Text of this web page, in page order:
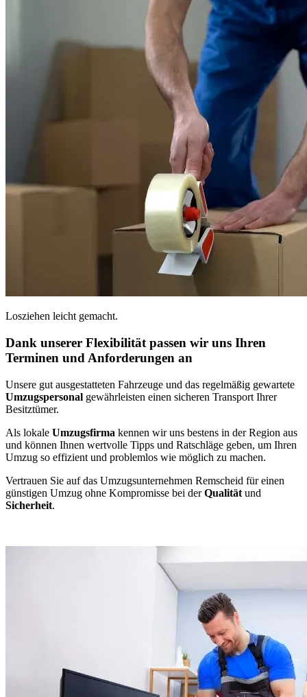
Losziehen leicht gemacht.
Dank unserer Flexibilität passen wir uns Ihren
Terminen und Anforderungen an
Unsere gut ausgestatteten Fahrzeuge und das regelmäßig gewartete
Umzugspersonal gewährleisten einen sicheren Transport Ihrer
Besitztümer.
Als lokale Umzugsfirma kennen wir uns bestens in der Region aus
und können Ihnen wertvolle Tipps und Ratschläge geben, um Ihren
Umzug so effizient und problemlos wie möglich zu machen.
Vertrauen Sie auf das Umzugsunternehmen Remscheid für einen
günstigen Umzug ohne Kompromisse bei derQualität und
Sicherheit.